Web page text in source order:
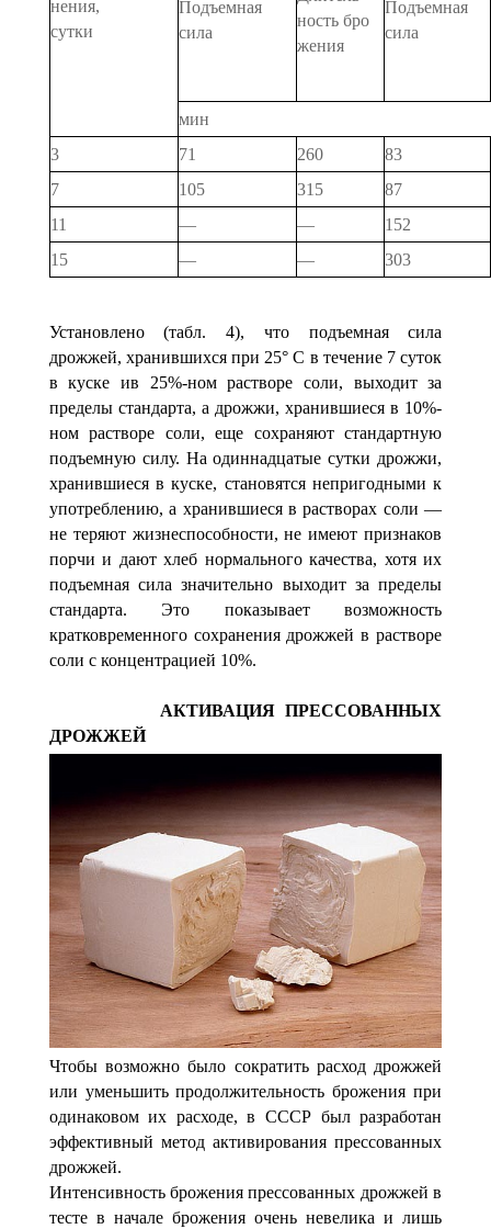
нения,
сутки
Подъем­ная
сила
ность бро­
жения
Подъем­ная
сила
мин
3
71 260
83
7
105 315
87
11
— —
152
15
— — 303
Установлено (табл. 4), что подъемная сила
дрожжей, хранившихся при 25° С в течение 7 суток
в куске ив 25%-ном растворе соли, выходит за
пределы стандарта, а дрожжи, хранившиеся в 10%-
ном растворе соли, еще сохраняют стандартную
подъемную силу. На одиннадцатые сутки дрожжи,
хранившиеся в куске, становятся непригодными к
употреблению, а хранившиеся в растворах соли —
не те­ряют жизнеспособности, не имеют признаков
порчи и дают хлеб нормального качества, хотя их
подъемная сила зна­чительно выходит за пределы
стандарта. Это показывает возможность
кратковременного сохранения дрожжей в раст­воре
соли с концентрацией 10%.
АКТИВАЦИЯ ПРЕССОВАННЫХ
ДРОЖЖЕЙ
Чтобы возможно было сократить расход дрожжей
или уменьшить продолжительность брожения при
одина­ковом их расходе, в СССР был разработан
эффективный метод активирования прессованных
дрожжей.
Интенсивность брожения прессованных дрожжей в
те­сте в начале брожения очень невелика и лишь